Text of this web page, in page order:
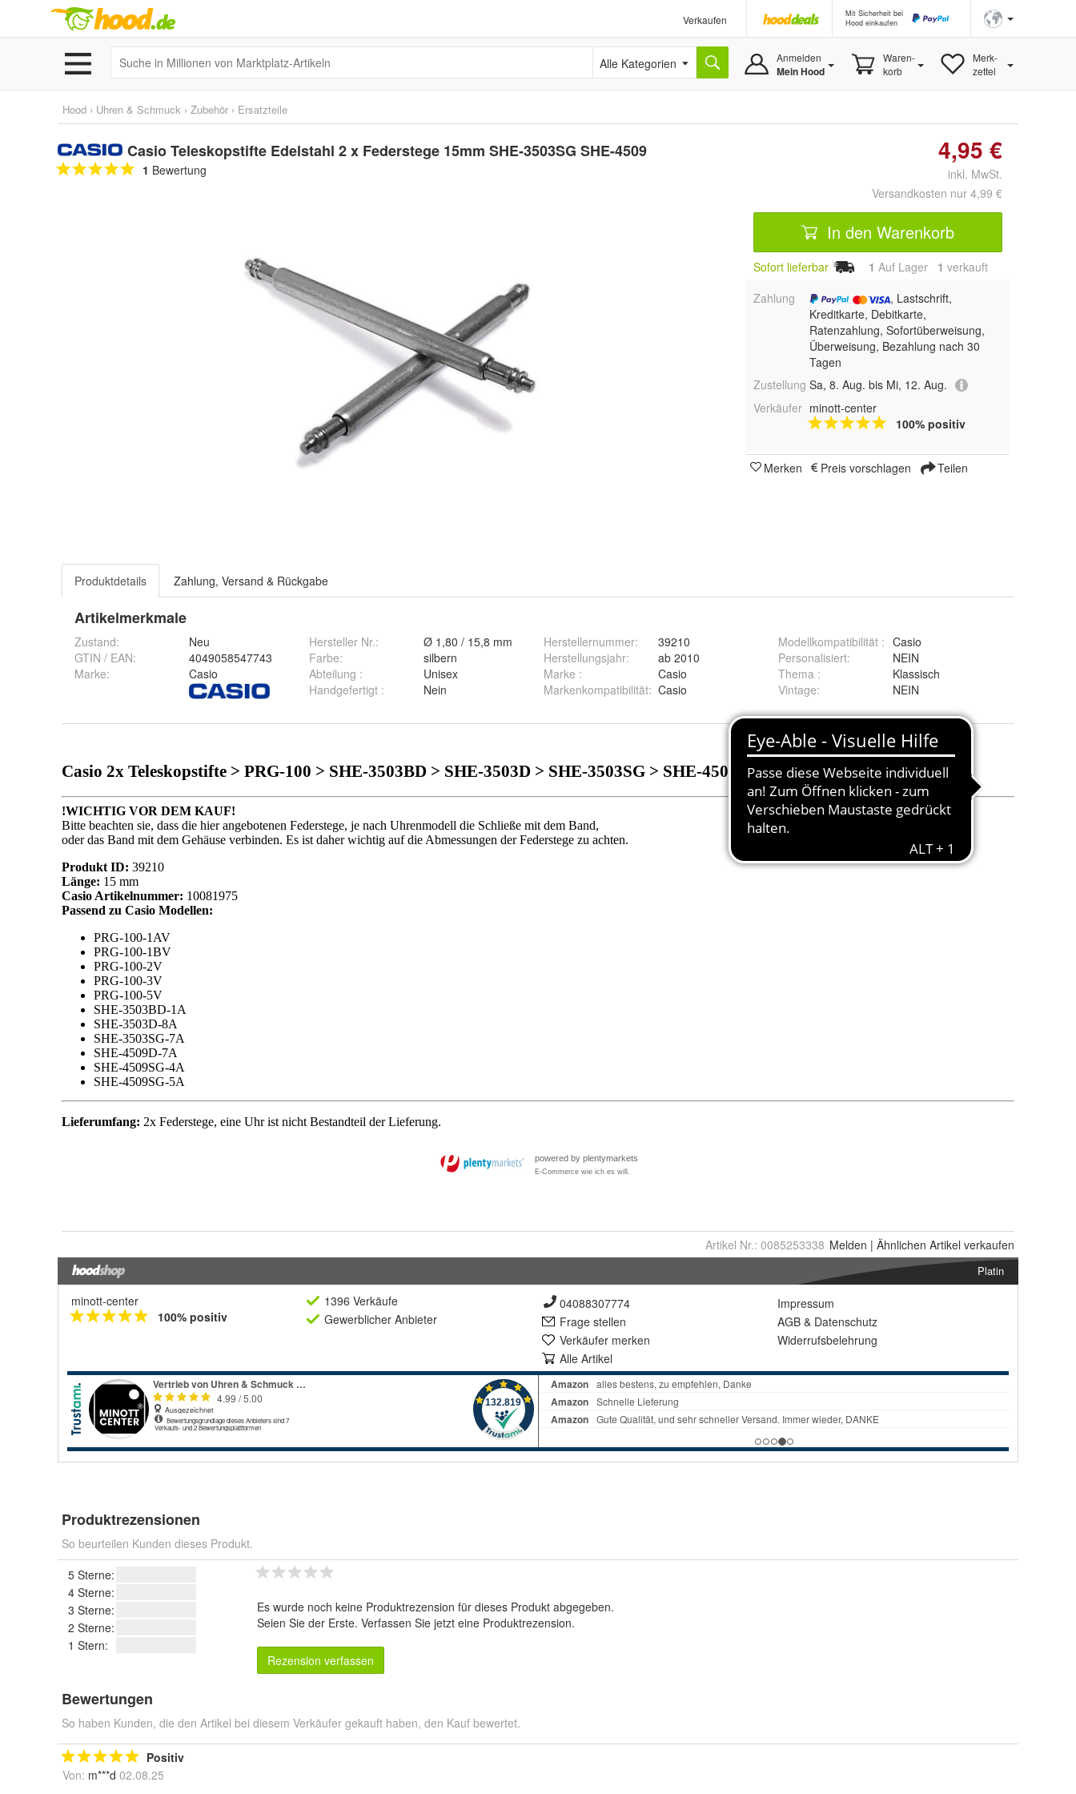
Verkaufen
Mit Sicherheit bei
Hood einkaufen
Alle Kategorien Anmelden
Mein Hood
Waren-
korb
Merk-
zettel
Hood › Uhren & Schmuck › Zubehör › Ersatzteile
Casio Teleskopstifte Edelstahl 2 x Federstege 15mm SHE-3503SG SHE-4509
1 Bewertung
4,95 €
inkl. MwSt.
Versandkosten nur 4,99 €
In den Warenkorb
Sofort lieferbar 1 Auf Lager 1 verkauft
Zahlung
, Lastschrift,
Kreditkarte, Debitkarte,
Ratenzahlung, Sofortüberweisung,
Überweisung, Bezahlung nach 30
Tagen
Zustellung Sa, 8. Aug. bis Mi, 12. Aug.
Verkäufer minott-center
100% positiv
Merken Preis vorschlagen Teilen
Produktdetails Zahlung, Versand & Rückgabe
Artikelmerkmale
Zustand:
Neu
GTIN / EAN:
4049058547743
Marke:
Casio
Hersteller Nr.:
Ø 1,80 / 15,8 mm
Farbe:
silbern
Abteilung :
Unisex
Handgefertigt : Nein
Herstellernummer:
39210
Herstellungsjahr:
ab 2010
Marke :
Casio
Markenkompatibilität: Casio
Modellkompatibilität : Casio
Personalisiert:
NEIN
Thema :
Klassisch
Vintage: NEIN
Artikel Nr.: 0085253338 Melden | Ähnlichen Artikel verkaufen
Platin
minott-center
100% positiv
1396 Verkäufe
Gewerblicher Anbieter
04088307774
Frage stellen
Verkäufer merken
Alle Artikel
Impressum
AGB & Datenschutz
Widerrufsbelehrung
Produktrezensionen
So beurteilen Kunden dieses Produkt.
5 Sterne:
4 Sterne:
3 Sterne:
2 Sterne:
1 Stern:
Es wurde noch keine Produktrezension für dieses Produkt abgegeben.
Seien Sie der Erste. Verfassen Sie jetzt eine Produktrezension.
Rezension verfassen
Bewertungen
So haben Kunden, die den Artikel bei diesem Verkäufer gekauft haben, den Kauf bewertet.
Positiv
Von: m***d 02.08.25